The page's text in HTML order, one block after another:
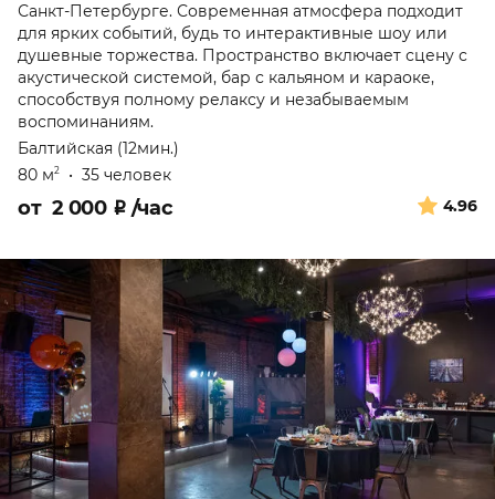
Санкт-Петербурге. Современная атмосфера подходит
для ярких событий, будь то интерактивные шоу или
душевные торжества. Пространство включает сцену с
акустической системой, бар с кальяном и караоке,
способствуя полному релаксу и незабываемым
воспоминаниям.
Балтийская (12мин.)
80 м2 • 35 человек
4.96
от 2 000 ₽ /час